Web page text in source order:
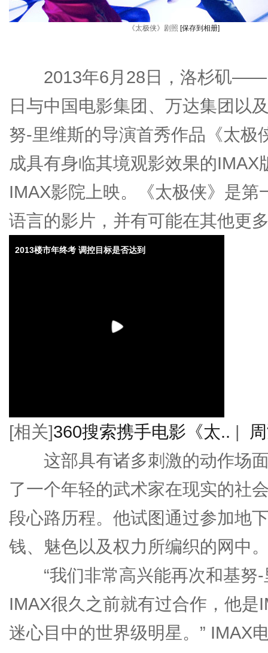
《太极侠》剧照 [保存到相册]
2013年6月28日，洛杉矶
日与中国电影集团、万达集团以
努-里维斯的导演首秀作品《太极
成具有身临其境观影效果的
IMAX影院上映。《太极侠》是
语言的影片，并有可能在其他更
2013楼市年终考 调控目标是否达到
[相关]360搜索携手电影《太.. |
这部具有诸多刺激的动作场面
了一个年轻的武术家在现实的社
段心路历程。他试图通过参加地
钱、魅色以及权力所编织的网中
“我们非常高兴能再次和基努-
IMAX很久之前就有过合作，他
迷心目中的世界级明星。” IMAX